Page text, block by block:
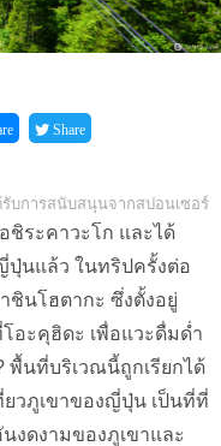
Share
บการสนับสนุนจากสปอนเซอร์
ชิระคาวะโก และได้
นแล้ว ในทริปครั้งต่อ
ชินโฮตากะ ซึ่งตั้งอยู่
อะคุฮิดะ เพื่อแวะดื่มด่ำ
นที่บริเวณนี้ถูกเรียกได้
วภูเขาของญี่ปุ่น เป็นที่ที่
งดงามของภูเขาและ